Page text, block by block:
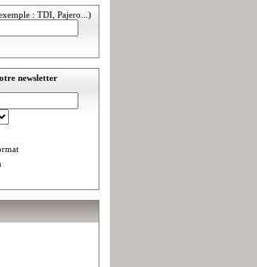
: TDI, Pajero...)
newsletter